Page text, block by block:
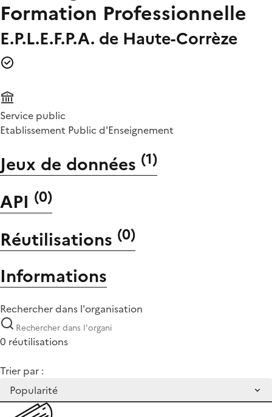
Formation Professionnelle
E.P.L.E.F.P.A. de Haute-Corrèze
Service public
Etablissement Public d'Enseignement
Jeux de données (1)
API (0)
Réutilisations (0)
Informations
Rechercher dans l'organisation
0 réutilisations
Trier par :